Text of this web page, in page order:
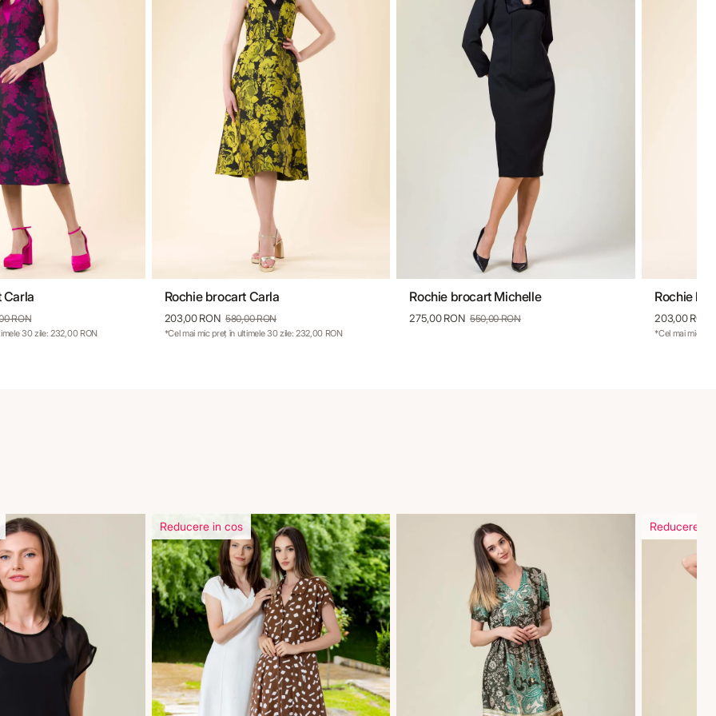
38
Carla
RON
30 zile: 232,00 RON
36 38
Rochie brocart Carla
203,00 RON 580,00 RON
*Cel mai mic preț în ultimele 30 zile: 232,00 RON
36 38 40 42
Rochie brocart Michelle
275,00 RON 550,00 RON
Rochie
203,00 RON
*Cel mai mic
Reducere in cos Reducere in